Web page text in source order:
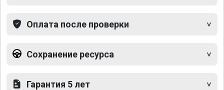
Оплата после проверки
Сохранение ресурса
Гарантия 5 лет